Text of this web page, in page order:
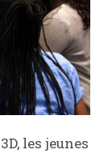
les jeunes